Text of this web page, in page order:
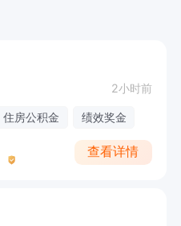
2小时前
住房公积金 绩效奖金
查看详情